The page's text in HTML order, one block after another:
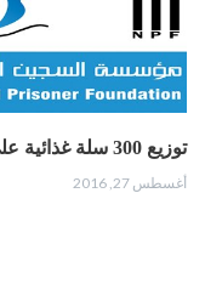
توزيع 300 سلة غذائية على أسر السجناء في أمانة العاصمة
أغسطس 27, 2016